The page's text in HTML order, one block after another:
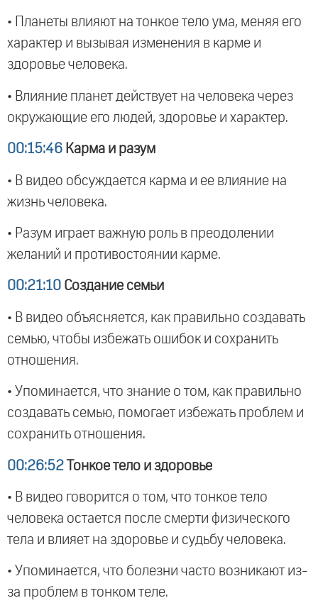
• Планеты влияют на тонкое тело ума, меняя его
характер и вызывая изменения в карме и
здоровье человека.
• Влияние планет действует на человека через
окружающие его людей, здоровье и характер.
00:15:46 Карма и разум
• В видео обсуждается карма и ее влияние на
жизнь человека.
• Разум играет важную роль в преодолении
желаний и противостоянии карме.
00:21:10 Создание семьи
• В видео объясняется, как правильно создавать
семью, чтобы избежать ошибок и сохранить
отношения.
• Упоминается, что знание о том, как правильно
создавать семью, помогает избежать проблем и
сохранить отношения.
00:26:52 Тонкое тело и здоровье
• В видео говорится о том, что тонкое тело
человека остается после смерти физического
тела и влияет на здоровье и судьбу человека.
• Упоминается, что болезни часто возникают из-
за проблем в тонком теле.